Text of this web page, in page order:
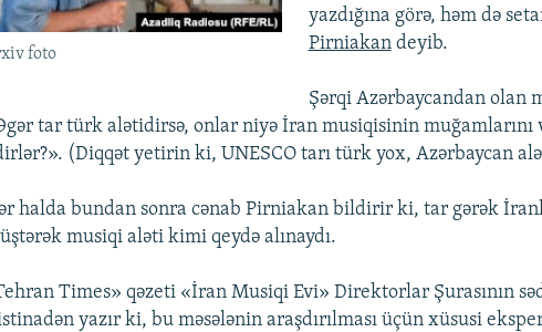
foto
yazdığına görə, həm də
Pirniakandeyib.
Şərqi Azərbaycandan olan
tar türk alətidirsə, onlar niyə İran musiqisinin muğamlarını
(Diqqət yetirin ki, UNESCO tarı türk yox, Azərbaycan
halda bundan sonra cənab Pirniakan bildirir ki, tar gərək
musiqi aləti kimi qeydə alınaydı.
Times» qəzeti «İran Musiqi Evi» Direktorlar Şurasının
yazır ki, bu məsələnin araşdırılması üçün xüsusi